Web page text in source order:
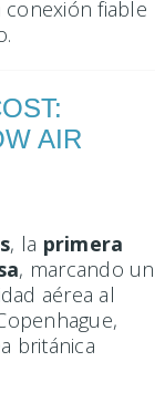
conexión fiable
AIR
, la primera
, marcando un
aérea al
británica